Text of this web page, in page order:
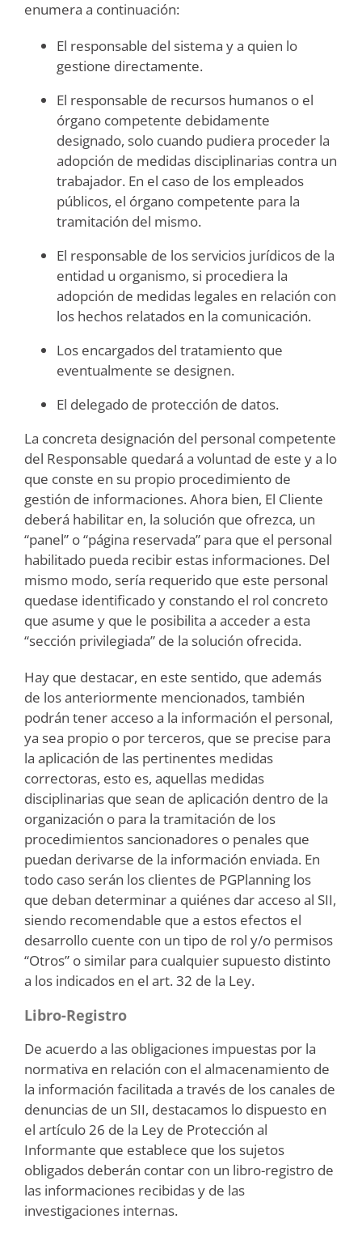
enumera a continuación:
El responsable del sistema y a quien lo
gestione directamente.
El responsable de recursos humanos o el
órgano competente debidamente
designado, solo cuando pudiera proceder la
adopción de medidas disciplinarias contra un
trabajador. En el caso de los empleados
públicos, el órgano competente para la
tramitación del mismo.
El responsable de los servicios jurídicos de la
entidad u organismo, si procediera la
adopción de medidas legales en relación con
los hechos relatados en la comunicación.
Los encargados del tratamiento que
eventualmente se designen.
El delegado de protección de datos.
La concreta designación del personal competente
del Responsable quedará a voluntad de este y a lo
que conste en su propio procedimiento de
gestión de informaciones. Ahora bien, El Cliente
deberá habilitar en, la solución que ofrezca, un
“panel” o “página reservada” para que el personal
habilitado pueda recibir estas informaciones. Del
mismo modo, sería requerido que este personal
quedase identificado y constando el rol concreto
que asume y que le posibilita a acceder a esta
“sección privilegiada” de la solución ofrecida.
Hay que destacar, en este sentido, que además
de los anteriormente mencionados, también
podrán tener acceso a la información el personal,
ya sea propio o por terceros, que se precise para
la aplicación de las pertinentes medidas
correctoras, esto es, aquellas medidas
disciplinarias que sean de aplicación dentro de la
organización o para la tramitación de los
procedimientos sancionadores o penales que
puedan derivarse de la información enviada. En
todo caso serán los clientes de PGPlanning los
que deban determinar a quiénes dar acceso al SII,
siendo recomendable que a estos efectos el
desarrollo cuente con un tipo de rol y/o permisos
“Otros” o similar para cualquier supuesto distinto
a los indicados en el art. 32 de la Ley.
Libro-Registro
De acuerdo a las obligaciones impuestas por la
normativa en relación con el almacenamiento de
la información facilitada a través de los canales de
denuncias de un SII, destacamos lo dispuesto en
el artículo 26 de la Ley de Protección al
Informante que establece que los sujetos
obligados deberán contar con un libro-registro de
las informaciones recibidas y de las
investigaciones internas.